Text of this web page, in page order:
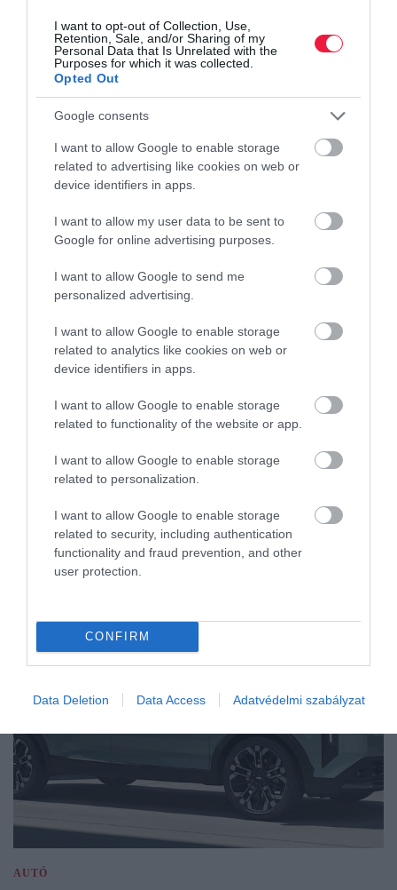
I want to opt-out of Collection, Use,
Retention, Sale, and/or Sharing of my
Personal Data that Is Unrelated with the
Purposes for which it was collected.
Opted Out
Google consents
I want to allow Google to enable storage
related to advertising like cookies on web or
device identifiers in apps.
I want to allow my user data to be sent to
Google for online advertising purposes.
I want to allow Google to send me
personalized advertising.
I want to allow Google to enable storage
related to analytics like cookies on web or
device identifiers in apps.
I want to allow Google to enable storage
related to functionality of the website or app.
I want to allow Google to enable storage
related to personalization.
I want to allow Google to enable storage
related to security, including authentication
functionality and fraud prevention, and other
user protection.
CONFIRM
Data Deletion Data Access Adatvédelmi szabályzat
Ez lesz a legtakarékosabb elektromos Audi
Az ősszel érkező A2 e-tron a márka valaha készült legkisebb
fogyasztású modellje lesz: a 190 lóerős villanyautó beéri
mindössze 12,8 kWh energiával 100 kilométerenként.
AUTÓ